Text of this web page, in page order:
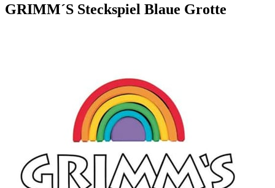
GRIMM´S Steckspiel Blaue Grotte